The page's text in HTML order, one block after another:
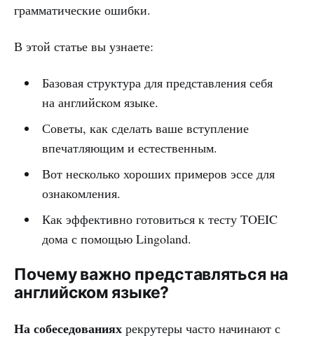
грамматические ошибки.
В этой статье вы узнаете:
Базовая структура для представления себя
на английском языке.
Советы, как сделать ваше вступление
впечатляющим и естественным.
Вот несколько хороших примеров эссе для
ознакомления.
Как эффективно готовиться к тесту TOEIC
дома с помощью Lingoland.
Почему важно представляться на
английском языке?
На собеседованиях рекрутеры часто начинают с